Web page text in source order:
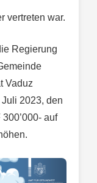
vertreten war.
Regierung
Vaduz
2023, den
auf